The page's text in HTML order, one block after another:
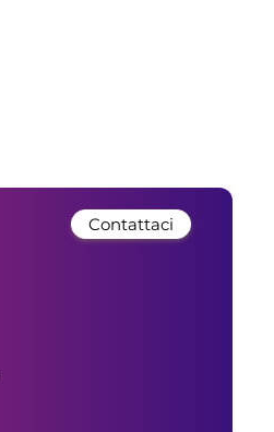
Contattaci